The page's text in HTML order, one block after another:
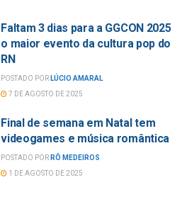
Faltam 3 dias para a GGCON 2025
o maior evento da cultura pop do
RN
POSTADO POR LÚCIO AMARAL
7 DE AGOSTO DE 2025
Final de semana em Natal tem
videogames e música romântica
POSTADO POR RÔ MEDEIROS
1 DE AGOSTO DE 2025